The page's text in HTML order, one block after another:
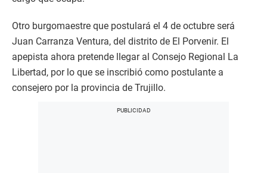
Otro burgomaestre que postulará el 4 de octubre será
Juan Carranza Ventura, del distrito de El Porvenir. El
apepista ahora pretende llegar al Consejo Regional La
Libertad, por lo que se inscribió como postulante a
consejero por la provincia de Trujillo.